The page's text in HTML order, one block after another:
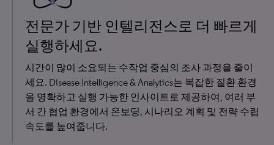
전문가 기반 인텔리전스로 더 빠르게
실행하세요.
시간이 많이 소요되는 수작업 중심의 조사 과정을 줄이
세요. Disease Intelligence & Analytics는 복잡한 질환 환경
을 명확하고 실행 가능한 인사이트로 제공하여, 여러 부
서 간 협업 환경에서 온보딩, 시나리오 계획 및 전략 수립
속도를 높여줍니다.